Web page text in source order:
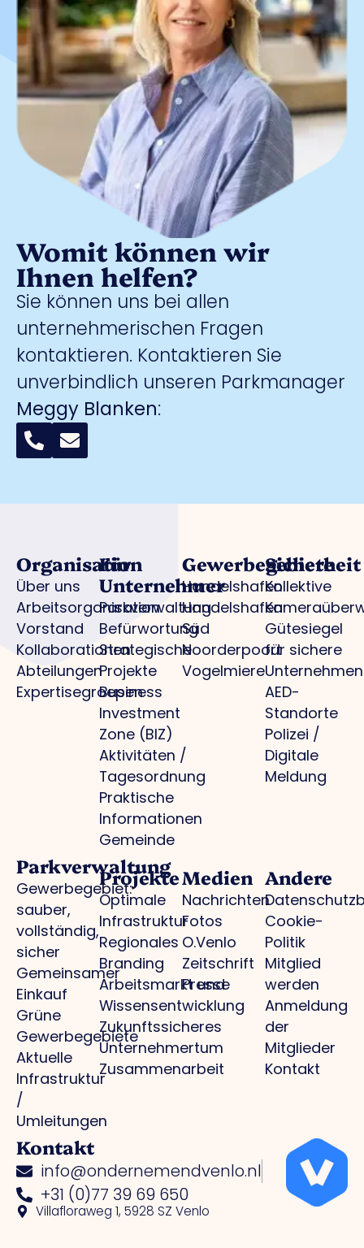
Womit können wir
Ihnen helfen?
Sie können uns bei allen
unternehmerischen Fragen
kontaktieren. Kontaktieren Sie
unverbindlich unseren Parkmanager
Meggy Blanken:
Organisation
Über uns
Arbeitsorganisation
Vorstand
Kollaborationen
Abteilungen
Expertisegroepen
Für
Unternehmer
Parkverwaltung
Befürwortung
Strategische
Projekte
Business
Investment
Zone (BIZ)
Aktivitäten /
Tagesordnung
Praktische
Informationen
Gemeinde
Gewerbegebiete
Handelshafen
Handelshafen
Süd
Noorderpoort
Vogelmiere
Sicherheit
Kollektive
Gütesiegel
für sichere
Unternehmen
AED-
Standorte
Polizei /
Digitale
Meldung
Parkverwaltung
Gewerbegebiet:
sauber,
vollständig,
sicher
Gemeinsamer
Einkauf
Grüne
Gewerbegebiete
Aktuelle
Infrastruktur
/
Umleitungen
Projekte
Optimale
Infrastruktur
Regionales
Branding
Arbeitsmarkt und
Wissensentwicklung
Zukunftssicheres
Unternehmertum
Zusammenarbeit
Medien
Nachrichten
Fotos
O.Venlo
Zeitschrift
Presse
Andere
Cookie-
Politik
Mitglied
werden
Anmeldung
der
Mitglieder
Kontakt
Kontakt
info@ondernemendvenlo.nl
+31 (0)77 39 69 650
Villafloraweg 1, 5928 SZ Venlo